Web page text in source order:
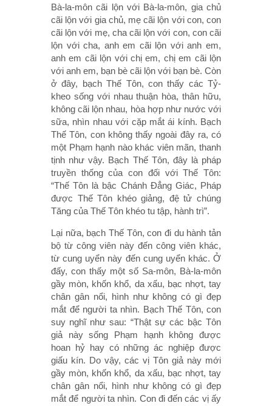
Bà-la-môn cãi lộn với Bà-la-môn, gia chủ
cãi lộn với gia chủ, mẹ cãi lộn với con, con
cãi lộn với mẹ, cha cãi lộn với con, con cãi
lộn với cha, anh em cãi lộn với anh em,
anh em cãi lộn với chị em, chị em cãi lộn
với anh em, bạn bè cãi lộn với bạn bè. Còn
ở đây, bạch Thế Tôn, con thấy các Tỷ-
kheo sống với nhau thuận hòa, thân hữu,
không cãi lộn nhau, hòa hợp như nước với
sữa, nhìn nhau với cặp mắt ái kính. Bạch
Thế Tôn, con không thấy ngoài đây ra, có
một Phạm hạnh nào khác viên mãn, thanh
tịnh như vậy. Bạch Thế Tôn, đây là pháp
truyền thống của con đối với Thế Tôn:
“Thế Tôn là bậc Chánh Ðẳng Giác, Pháp
được Thế Tôn khéo giảng, đệ tử chúng
Tăng của Thế Tôn khéo tu tập, hành trì”.
Lại nữa, bạch Thế Tôn, con đi du hành tản
bộ từ công viên này đến công viên khác,
từ cung uyển này đến cung uyển khác. Ở
đấy, con thấy một số Sa-môn, Bà-la-môn
gầy mòn, khốn khổ, da xấu, bạc nhợt, tay
chân gân nổi, hình như không có gì đẹp
mắt để người ta nhìn. Bạch Thế Tôn, con
suy nghĩ như sau: “Thật sự các bậc Tôn
giả này sống Phạm hạnh không được
hoan hỷ hay có những ác nghiệp được
giấu kín. Do vậy, các vị Tôn giả này mới
gầy mòn, khốn khổ, da xấu, bạc nhợt, tay
chân gân nổi, hình như không có gì đẹp
mắt để người ta nhìn. Con đi đến các vị ấy